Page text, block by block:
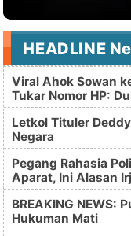
HEADLINE
Viral Ahok Sowan
Tukar Nomor HP:
Letkol Tituler
Negara
Pegang Rahasia
Aparat, Ini Alasan
BREAKING NEWS:
Hukuman Mati